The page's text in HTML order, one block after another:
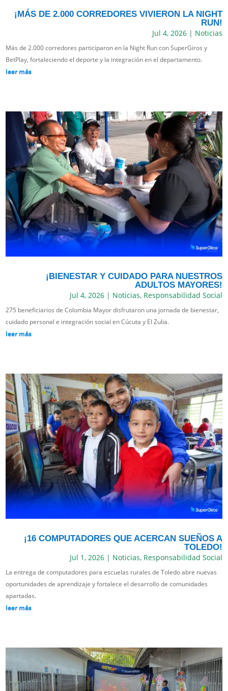
¡MÁS DE 2.000 CORREDORES VIVIERON LA NIGHT
RUN!
Jul 4, 2026| Noticias
Más de 2.000 corredores participaron en la Night Run con SuperGiros y
BetPlay, fortaleciendo el deporte y la integración en el departamento.
leer más
¡BIENESTAR Y CUIDADO PARA NUESTROS
ADULTOS MAYORES!
Jul 4, 2026| Noticias, Responsabilidad Social
275 beneficiarios de Colombia Mayor disfrutaron una jornada de bienestar,
cuidado personal e integración social en Cúcuta y El Zulia.
leer más
¡16 COMPUTADORES QUE ACERCAN SUEÑOS A
TOLEDO!
Jul 1, 2026| Noticias, Responsabilidad Social
La entrega de computadores para escuelas rurales de Toledo abre nuevas
oportunidades de aprendizaje y fortalece el desarrollo de comunidades
apartadas.
leer más